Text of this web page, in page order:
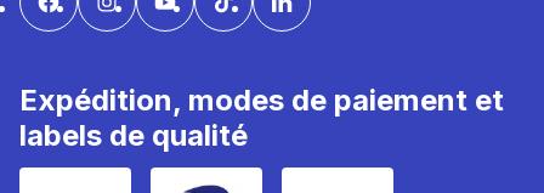
Expédition, modes de paiement et
labels de qualité